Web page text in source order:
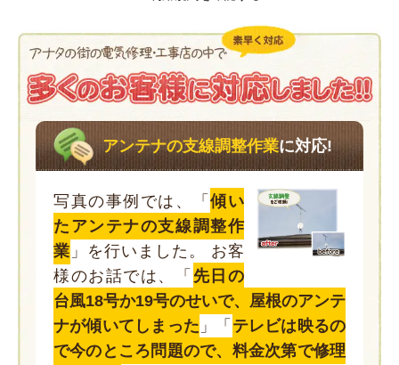
アンテナの支線調整作業に対応!
写真の事例では、「傾い
たアンテナの支線調整作
業 」を行いました。 お客
様のお話では、「 先日の
台風18号か19号のせいで、屋根のアンテ
ナが傾いてしまった 」「 テレビは映るの
で今のところ問題ので、料金次第で修理